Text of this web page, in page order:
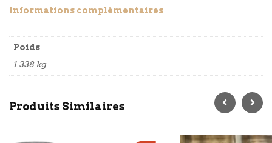
Informations complémentaires
Poids
1.338 kg
Produits Similaires